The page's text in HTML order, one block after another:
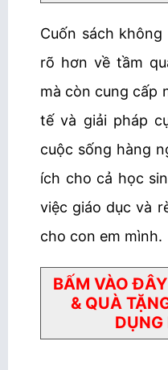
Cuốn sách
rõ hơn về tầm
mà còn cung cấp
tế và giải pháp
cuộc sống hàng
ích cho cả học
việc giáo dục và
cho con em mình.
BẤM VÀO
& QUÀ